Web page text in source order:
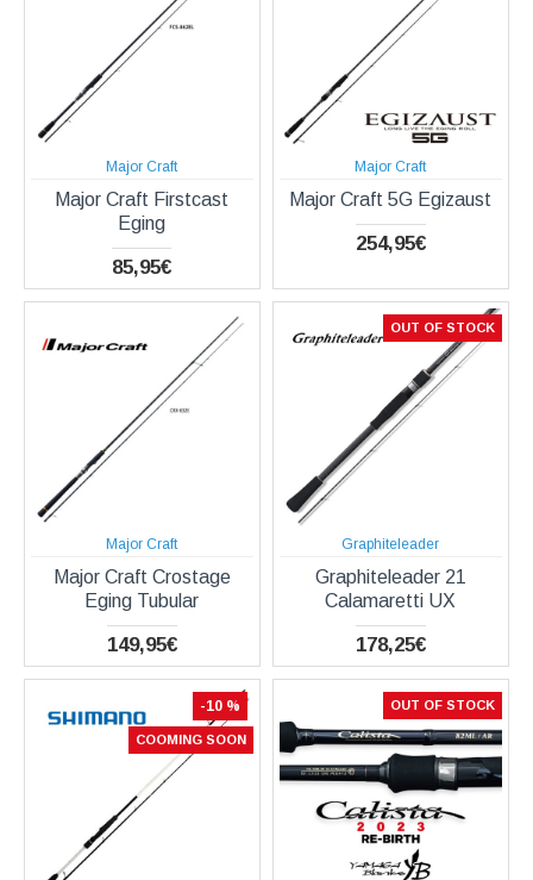
Major Craft
Major Craft Firstcast
Eging
85,95€
Major Craft
Major Craft 5G Egizaust
254,95€
Major Craft
Major Craft Crostage
Eging Tubular
149,95€
OUT OF STOCK
Graphiteleader
Graphiteleader 21
Calamaretti UX
178,25€
-10 %
COOMING SOON
OUT OF STOCK